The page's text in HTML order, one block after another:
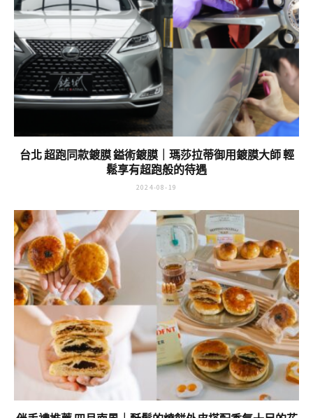
台北 超跑同款鍍膜 鎰術鍍膜｜瑪莎拉蒂御用鍍膜大師 輕
鬆享有超跑般的待遇
2024-08-19